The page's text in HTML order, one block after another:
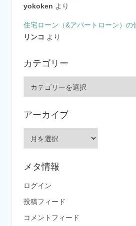
yokoken より
住宅ローン（&アパートローン）の
リンコ より
カテゴリー
リ
ー
アーカイブ
イ
メタ情報
ログイン
投稿フィード
コメントフィード